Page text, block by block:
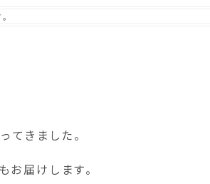
てきました。
お届けします。